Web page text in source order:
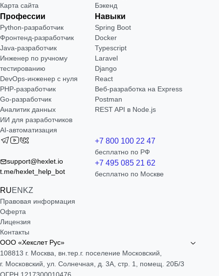
Карта сайта
Бэкенд
Профессии
Python-разработчик
Фронтенд-разработчик
Java-разработчик
Инженер по ручному
тестированию
DevOps-инженер с нуля
РНР-разработчик
Go-разработчик
Аналитик данных
ИИ для разработчиков
AI-автоматизация
Навыки
Spring Boot
Docker
Typescript
Laravel
Django
React
Веб-разработка на Express
Postman
REST API в Node.js
support@hexlet.io
t.me/hexlet_help_bot
RUEN KZ
+7 800 100 22 47
бесплатно по РФ
+7 495 085 21 62
бесплатно по Москве
Правовая информация
Оферта
Лицензия
Контакты
ООО «Хекслет Рус»
108813 г. Москва, вн.тер.г. поселение Московский,
г. Московский, ул. Солнечная, д. 3А, стр. 1, помещ. 20Б/3